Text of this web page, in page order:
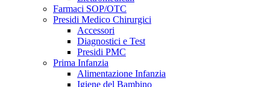
Farmaci SOP/OTC
Presidi Medico Chirurgici
Accessori
Diagnostici e Test
Presidi PMC
Prima Infanzia
Alimentazione Infanzia
Igiene del Bambino